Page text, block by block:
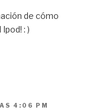
de cómo
: )
4:06 PM